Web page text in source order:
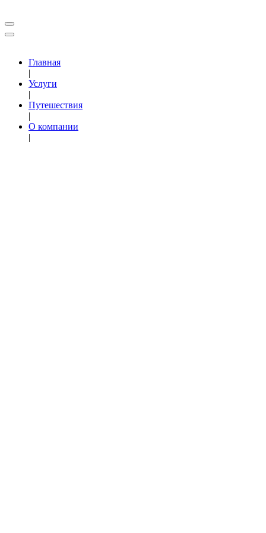
Главная
|
Услуги
|
Путешествия
|
О компании
|